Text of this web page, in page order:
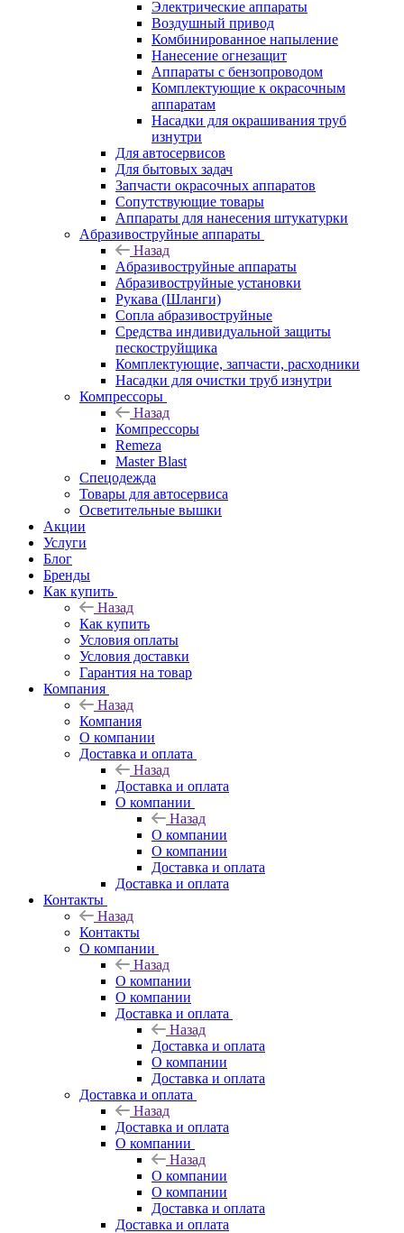
Электрические аппараты
Воздушный привод
Комбинированное напыление
Нанесение огнезащит
Аппараты с бензопроводом
Комплектующие к окрасочным
аппаратам
Насадки для окрашивания труб
изнутри
Для автосервисов
Для бытовых задач
Запчасти окрасочных аппаратов
Сопутствующие товары
Аппараты для нанесения штукатурки
Aбразивоструйные аппараты
Назад
Aбразивоструйные аппараты
Абразивоструйные установки
Рукава (Шланги)
Сопла абразивоструйные
Средства индивидуальной защиты
пескоструйщика
Комплектующие, запчасти, расходники
Насадки для очистки труб изнутри
Компрессоры
Назад
Компрессоры
Remeza
Master Blast
Спецодежда
Товары для автосервиса
Осветительные вышки
Акции
Услуги
Блог
Бренды
Как купить
Назад
Как купить
Условия оплаты
Условия доставки
Гарантия на товар
Компания
Назад
Компания
О компании
Доставка и оплата
Назад
Доставка и оплата
О компании
Назад
О компании
О компании
Доставка и оплата
Доставка и оплата
Контакты
Назад
Контакты
О компании
Назад
О компании
О компании
Доставка и оплата
Назад
Доставка и оплата
О компании
Доставка и оплата
Доставка и оплата
Назад
Доставка и оплата
О компании
Назад
О компании
О компании
Доставка и оплата
Доставка и оплата